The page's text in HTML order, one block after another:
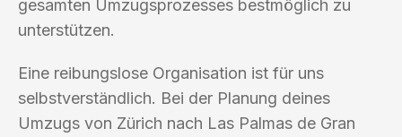
gesamten Umzugsprozesses bestmöglich zu
unterstützen.
Eine reibungslose Organisation ist für uns
selbstverständlich. Bei der Planung deines
Umzugs von Zürich nach Las Palmas de Gran